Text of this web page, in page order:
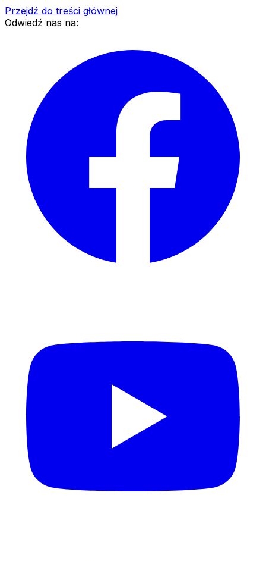
Przejdź do treści głównej
Odwiedź nas na: